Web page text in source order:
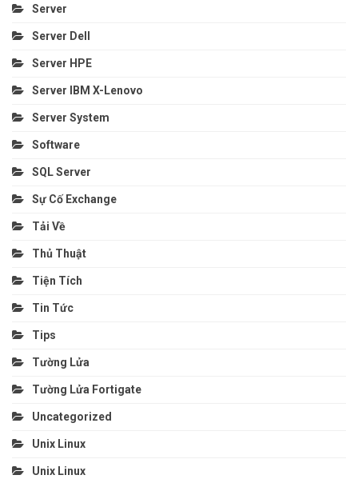
Server
Server Dell
Server HPE
Server IBM X-Lenovo
Server System
Software
SQL Server
Sự Cố Exchange
Tải Về
Thủ Thuật
Tiện Tích
Tin Tức
Tips
Tường Lửa
Tường Lửa Fortigate
Uncategorized
Unix Linux
Unix Linux